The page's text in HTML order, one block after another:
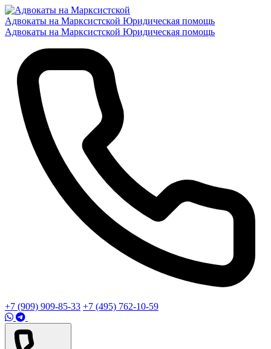
Адвокаты на Марксистской Юридическая помощь
Адвокаты на Марксистской Юридическая помощь
+7 (909) 909-85-33 +7 (495) 762-10-59